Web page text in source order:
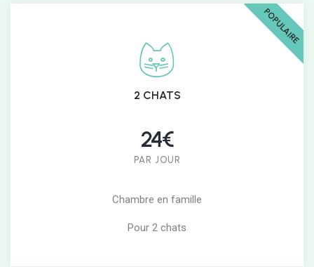
POPULAIRE
2 CHATS
24€
PAR JOUR
Chambre en famille
Pour 2 chats